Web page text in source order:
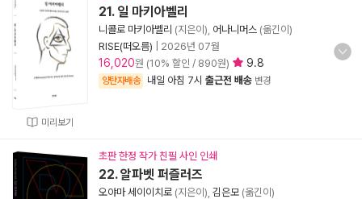
미리보기
21. 일 마키아벨리
니콜로 마키아벨리 (지은이), 어나니머스 (옮긴이)
RISE(떠오름)
2026년 07월
16,020원 (10% 할인 / 890원) 9.8
양탄자배송 내일 아침 7시 출근전 배송 변경
초판 한정 작가 친필 사인 인쇄
22. 알파벳 퍼즐러즈
오야마 세이이치로 (지은이), 김은모 (옮긴이)